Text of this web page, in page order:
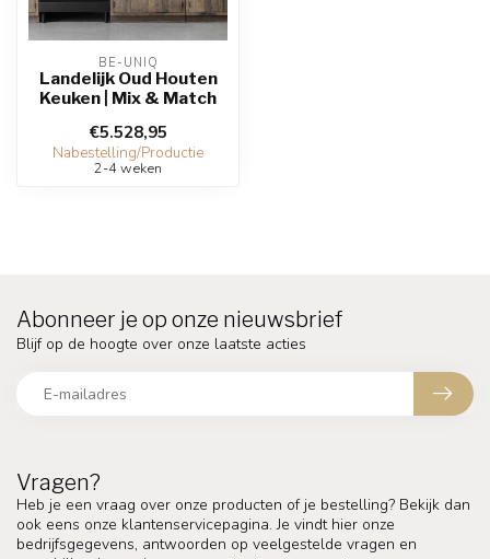
BE-UNIQ
Landelijk Oud Houten
Keuken | Mix & Match
€5.528,95
Nabestelling/Productie
2-4 weken
Vragen?
Heb je een vraag over onze producten of je bestelling? Bekijk dan
ook eens onze klantenservicepagina. Je vindt hier onze
bedrijfsgegevens, antwoorden op veelgestelde vragen en
Abonneer je op onze nieuwsbrief
Blijf op de hoogte over onze laatste acties